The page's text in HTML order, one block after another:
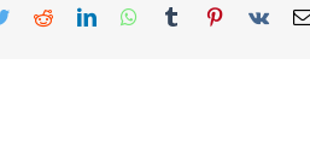
TwitterRedditLinkedInWhatsApp
Tumblr Pinterest
Vk